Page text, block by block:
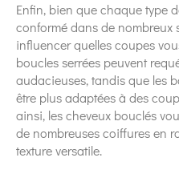
Enfin, bien que chaque type
conformé dans de nombreux
influencer quelles coupes
boucles serrées peuvent
audacieuses, tandis que les
être plus adaptées à des
ainsi, les cheveux bouclés
de nombreuses coiffures en
texture versatile.